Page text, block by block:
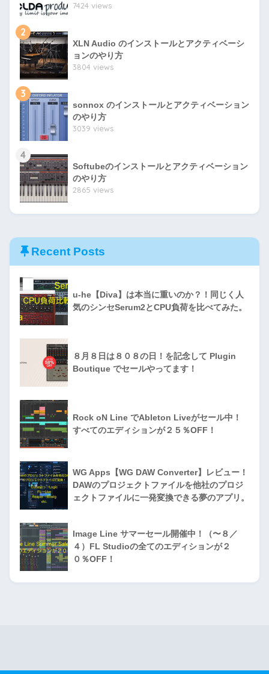
7424 views
2
XLN Audio のインストールとアクティベーシ
ョンのやり方
3804 views
3
sonnox のインストールとアクティベーション
のやり方
3039 views
4
Softubeのインストールとアクティベーション
のやり方
2865 views
Recent Posts
u-he【Diva】は本当に重いのか？！同じく人
気のシンセSerum2とCPU負荷を比べてみた。
８月８日は８０８の日！を記念して Plugin
Boutique でセールやってます！
Rock oN Line でAbleton Liveがセール中！
すべてのエディションが２５％OFF！
WG Apps【WG DAW Converter】レビュー！
DAWのプロジェクトファイルを他社のプロジ
ェクトファイルに一発変換できる夢のアプリ。
Image Line サマーセール開催中！（〜８／
４）FL Studioの全てのエディションが２
０％OFF！